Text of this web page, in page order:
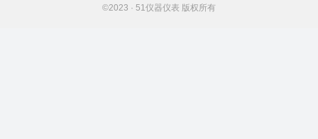
©2023 · 51仪器仪表 版权所有